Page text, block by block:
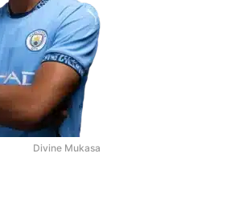
Divine Mukasa